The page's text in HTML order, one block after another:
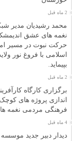
2 ماه قبل
محمد رشیدیان مدیر
نغمه های عشق
حرکت نبوت در مسیر
اسلامی با فروغ نور
بپیماید.
2 ماه قبل
برگزاری کارگاه
اندازی پروژه های
فرهنگی مردمی نغمه
4 ماه قبل
دیدار دبیر جدید